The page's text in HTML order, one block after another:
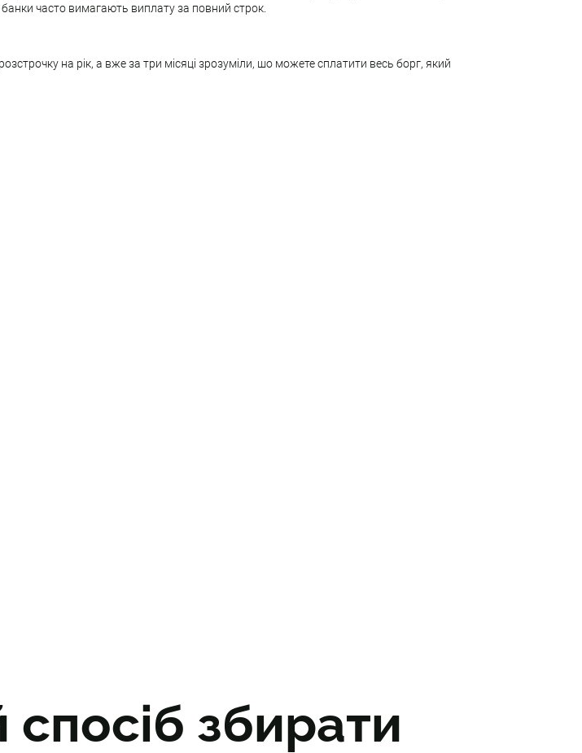
часто вимагають виплату за повний строк.
на рік, а вже за три місяці зрозуміли, шо можете сплатити весь борг, який
збирати